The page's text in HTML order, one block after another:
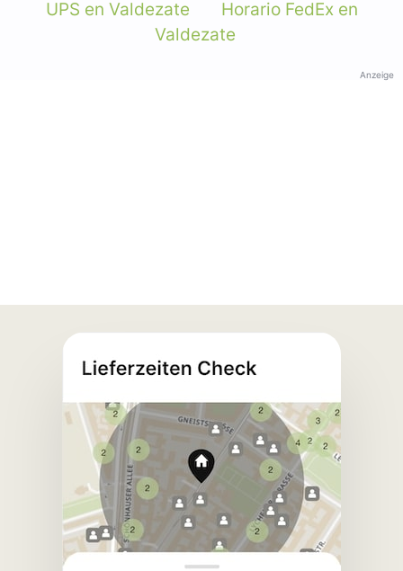
UPS en Valdezate
Horario FedEx en
Valdezate
Anzeige